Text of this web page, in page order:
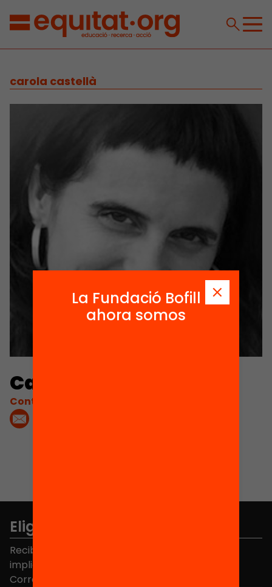
carola castellà
Carola Castellà
Contacta'm:
Elige equidad
Recibe contenidos, iniciativas y proyectos para
implicarte.
Correo electrónico
La Fundació Bofill
ahora somos